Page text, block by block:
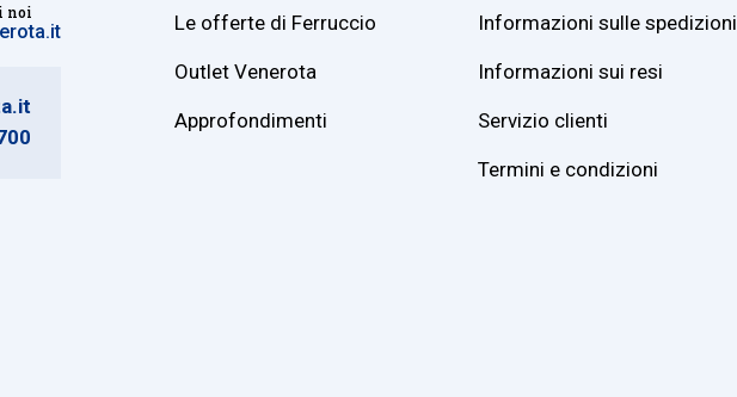
noi Le offerte di Ferruccio
Outlet Venerota
Approfondimenti
Informazioni sulle spedizioni
Informazioni sui resi
Servizio clienti
Termini e condizioni